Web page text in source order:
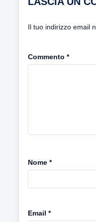
Il tuo indirizzo email
Commento *
Nome *
Email *